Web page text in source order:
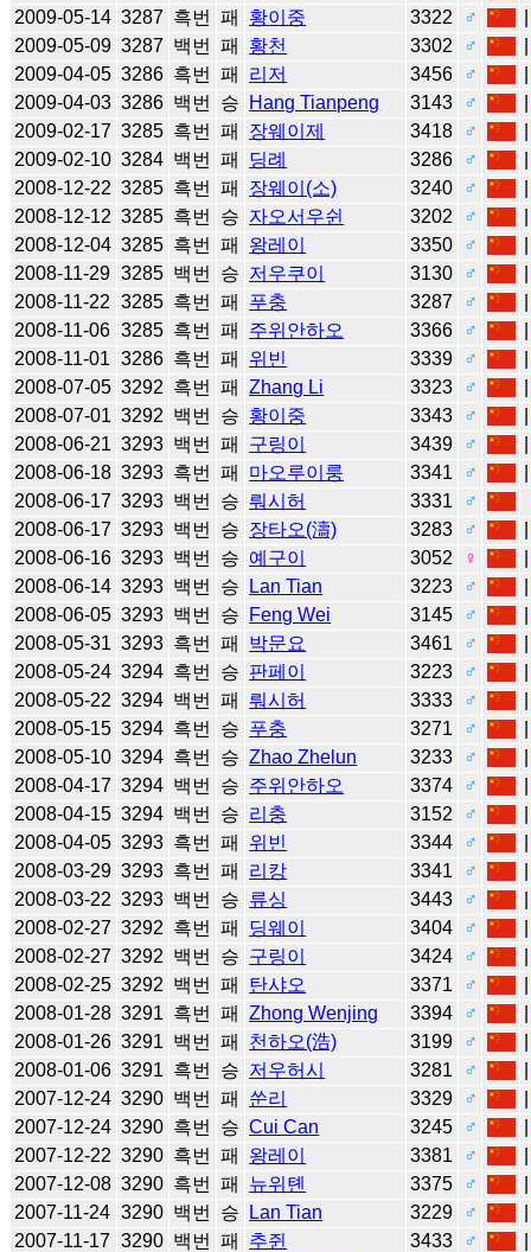
2009-05-14 3287 흑번 패 황이중 3322 ♂
2009-05-09 3287 백번 패 황천 3302 ♂
2009-04-05 3286 흑번 패 리저 3456 ♂
2009-04-03 3286 백번 승 Hang Tianpeng 3143 ♂
2009-02-17 3285 흑번 패 장웨이제 3418 ♂
2009-02-10 3284 백번 패 딩례 3286 ♂
2008-12-22 3285 흑번 패 장웨이(소) 3240 ♂
2008-12-12 3285 흑번 승 자오서우쉰 3202 ♂
2008-12-04 3285 흑번 패 왕레이 3350 ♂
2008-11-29 3285 백번 승 저우쿠이 3130 ♂
2008-11-22 3285 흑번 패 푸충 3287 ♂
2008-11-06 3285 흑번 패 주위안하오 3366 ♂
2008-11-01 3286 흑번 패 위빈 3339 ♂
2008-07-05 3292 흑번 패 Zhang Li 3323 ♂
2008-07-01 3292 백번 승 황이중 3343 ♂
2008-06-21 3293 백번 패 구링이 3439 ♂
2008-06-18 3293 흑번 패 마오루이룽 3341 ♂
2008-06-17 3293 백번 승 뤄시허 3331
♂
2008-06-17 3293 백번 승 장타오(濤) 3283 ♂
2008-06-16 3293 백번 승 예구이 3052 ♀
2008-06-14 3293 백번 승 Lan Tian 3223 ♂
2008-06-05 3293 백번 승 Feng Wei 3145 ♂
2008-05-31 3293 흑번 패 박문요 3461 ♂
2008-05-24 3294 흑번 승 판페이 3223 ♂
2008-05-22 3294 백번 패 뤄시허 3333 ♂
2008-05-15 3294 흑번 승 푸충 3271 ♂
2008-05-10 3294 흑번 승 Zhao Zhelun 3233 ♂
2008-04-17 3294 백번 승 주위안하오 3374 ♂
2008-04-15 3294 백번 승 리충 3152 ♂
2008-04-05 3293 흑번 패 위빈 3344 ♂
2008-03-29 3293 흑번 패 리캉 3341 ♂
2008-03-22 3293 백번 승 류싱 3443 ♂
2008-02-27 3292 흑번 패 딩웨이 3404 ♂
2008-02-27 3292 백번 승 구링이 3424 ♂
2008-02-25 3292 백번 패 탄샤오 3371 ♂
2008-01-28 3291 흑번 패 Zhong Wenjing 3394 ♂
2008-01-26 3291 백번 패 천하오(浩) 3199 ♂
2008-01-06 3291 흑번 승 저우허시 3281 ♂
2007-12-24 3290 백번 패 쑨리 3329 ♂
2007-12-24 3290 흑번 승 Cui Can 3245 ♂
2007-12-22 3290 흑번 패 왕레이 3381 ♂
2007-12-08 3290 흑번 패 뉴위톈 3375 ♂
2007-11-24 3290 백번 승 Lan Tian 3229 ♂
2007-11-17 3290 백번 패 추쥔 3433 ♂